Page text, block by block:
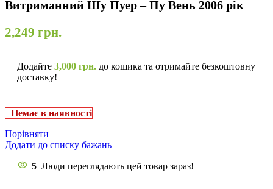
Витриманний Шу Пуер – Пу Вень 2006 рік
2,249 грн.
Додайте 3,000 грн. до кошика та отримайте безкоштовну
доставку!
Немає в наявності
Порівняти
Додати до списку бажань
5 Люди переглядають цей товар зараз!